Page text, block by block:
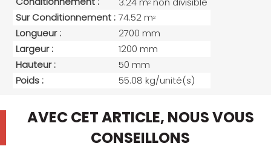
2
Sur Conditionnement : 74.52 m2
Longueur :
2700 mm
Largeur :
1200 mm
Hauteur :
50 mm
Poids :
55.08 kg/unité(s)
AVEC CET ARTICLE, NOUS VOUS
CONSEILLONS